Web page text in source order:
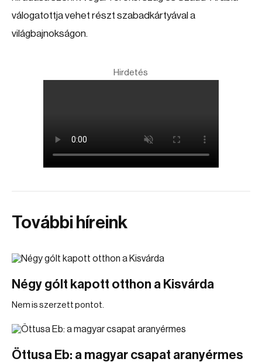
válogatottja vehet részt szabadkártyával a
világbajnokságon.
Hirdetés
További híreink
Négy gólt kapott otthon a Kisvárda
Nem is szerzett pontot.
Öttusa Eb: a magyar csapat aranyérmes